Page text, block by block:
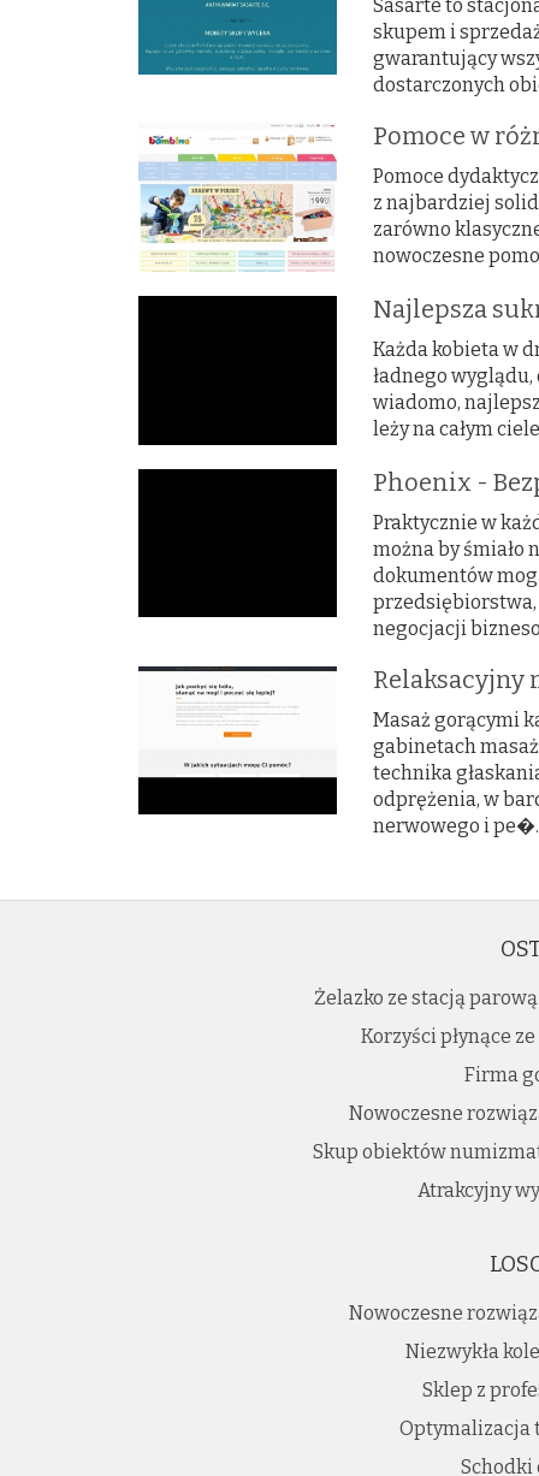
Sasarte to
skupem i
gwarantujący
dostarczonych
Pomoce w
Pomoce
z najbardziej
zarówno
nowoczesne
Najlepsza
Każda kobieta w
ładnego
wiadomo,
leży na całym
Phoenix -
Praktycznie w
można by śmiało
dokumentów
negocjacji
Relaksacyjny
Masaż gorącymi
gabinetach
technika
odprężenia, w
nerwowego i
Żelazko ze stacją
Korzyści płynące
Firma
Nowoczesne
Skup obiektów
Atrakcyjny
Nowoczesne
Niezwykła
Sklep z
Optymalizacja
Schodki